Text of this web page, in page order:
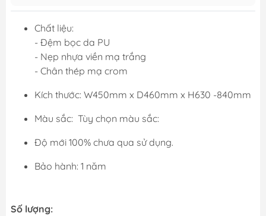
Chất liệu:
- Đệm bọc da PU
- Nẹp nhựa viền mạ trắng
- Chân thép mạ crom
Kích thước: W450mm x D460mm x H630 -840mm
Màu sắc: Tùy chọn màu sắc:
Độ mới 100% chưa qua sử dụng.
Bảo hành: 1 năm
Số lượng: